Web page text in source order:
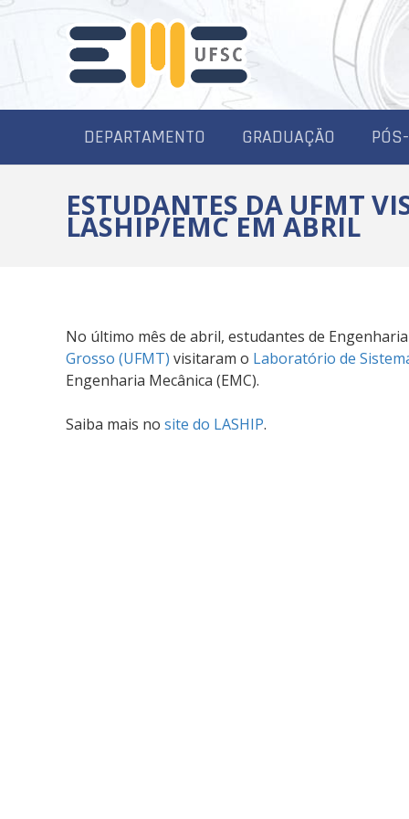
DEPARTAMENTO GRADUAÇÃO
ESTUDANTES DA UFMT
LASHIP/EMC EM ABRIL
No último mês de abril, estudantes de
Grosso (UFMT) visitaram o Laboratório de
Engenharia Mecânica (EMC).
Saiba mais no site do LASHIP.